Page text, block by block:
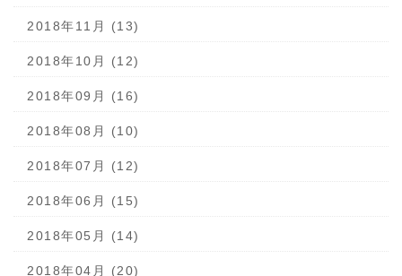
2018年11月 (13)
2018年10月 (12)
2018年09月 (16)
2018年08月 (10)
2018年07月 (12)
2018年06月 (15)
2018年05月 (14)
2018年04月 (20)